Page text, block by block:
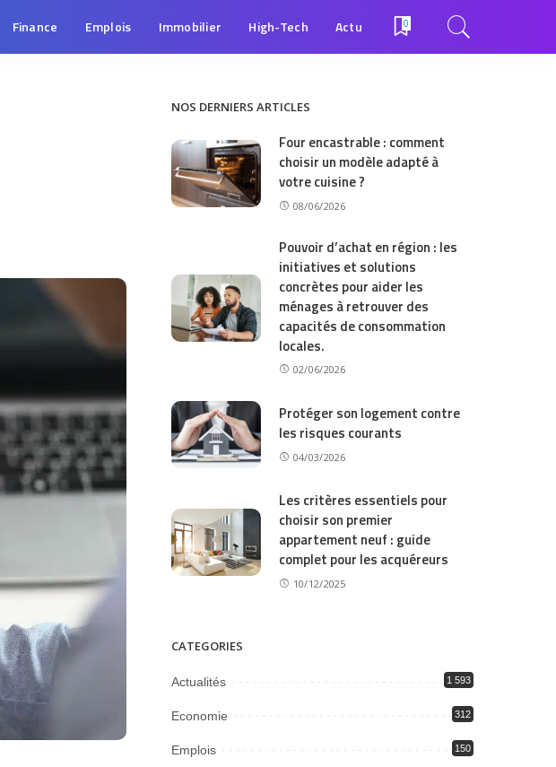
Finance Emplois Immobilier High-Tech Actu 0
NOS DERNIERS ARTICLES
Four encastrable : comment
choisir un modèle adapté à
votre cuisine ?
08/06/2026
Pouvoir d’achat en région : les
initiatives et solutions
concrètes pour aider les
ménages à retrouver des
capacités de consommation
locales.
02/06/2026
Protéger son logement contre
les risques courants
04/03/2026
Les critères essentiels pour
choisir son premier
appartement neuf : guide
complet pour les acquéreurs
10/12/2025
CATEGORIES
Actualités 1 593
Economie 312
Emplois 150